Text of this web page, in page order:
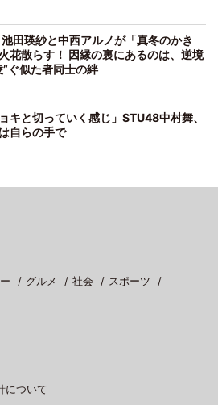
田瑛紗と中西アルノが「真冬のかき
花散らす！ 因縁の裏にあるのは、逆境
”ぐ似た者同士の絆
キと切っていく感じ」STU48中村舞、
自らの手で
グルメ 社会
スポーツ
について